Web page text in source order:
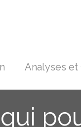
Analyses et